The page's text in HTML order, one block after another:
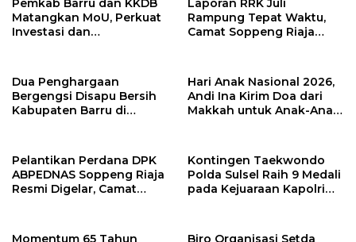
Pemkab Barru dan KKDB
Matangkan MoU, Perkuat
Investasi dan
Laporan RRK Juli
Rampung Tepat Waktu,
Camat Soppeng Riaja
Dua Penghargaan
Bergengsi Disapu Bersih
Kabupaten Barru di
Hari Anak Nasional 2026,
Andi Ina Kirim Doa dari
Makkah untuk Anak-Anak
Pelantikan Perdana DPK
ABPEDNAS Soppeng Riaja
Resmi Digelar, Camat
Kontingen Taekwondo
Polda Sulsel Raih 9 Medali
pada Kejuaraan Kapolri
Momentum 65 Tahun
Biro Organisasi Setda